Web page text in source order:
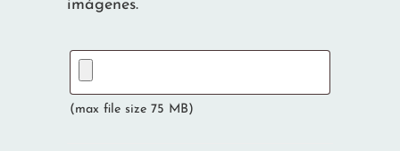
imágenes.
(max file size 75 MB)